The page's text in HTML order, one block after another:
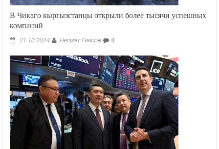
В Чикаго кыргызстанцы открыли более тысячи успешных
компаний
21.10.2024 Негмат Гиясов 0